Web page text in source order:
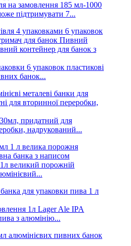
на замовлення 185 мл-1000
підтримувати 7...
6 упаковок пластикові
банок...
придатний для
надрукований...
великий порожній
1л Lager Ale IPA
з алюмінію...